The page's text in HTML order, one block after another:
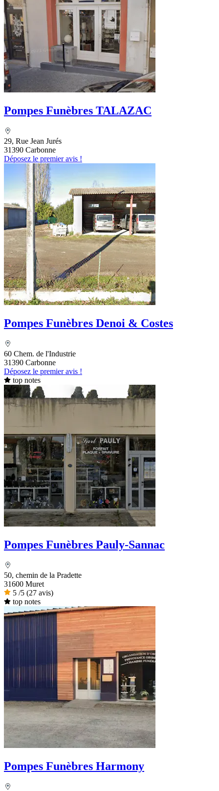
Pompes Funèbres TALAZAC
29, Rue Jean Jurés
31390 Carbonne
Déposez le premier avis !
Pompes Funèbres Denoi & Costes
60 Chem. de l'Industrie
31390 Carbonne
Déposez le premier avis !
top notes
Pompes Funèbres Pauly-Sannac
50, chemin de la Pradette
31600 Muret
5 /5 (27 avis)
top notes
Pompes Funèbres Harmony